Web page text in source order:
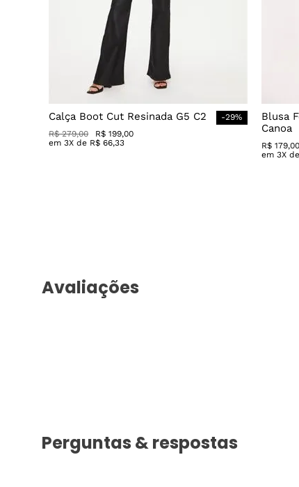
Calça Boot Cut Resinada G5 C2 -29%
R$ 279,00 R$ 199,00
em3X de R$ 66,33
Blusa
Canoa
R$ 179,00
em3X de
Avaliações
Perguntas & respostas